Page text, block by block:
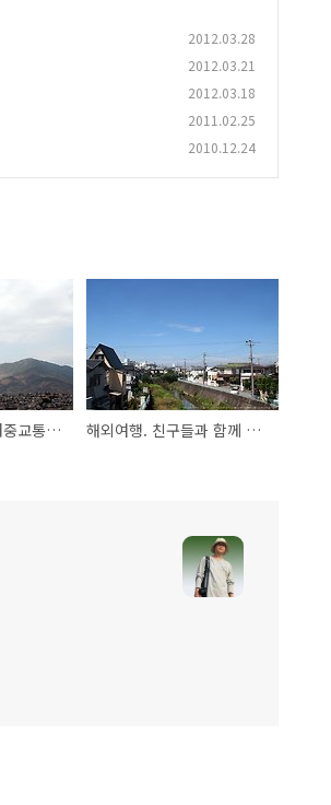
2012.03.28
2012.03.21
2012.03.18
2011.02.25
2010.12.24
섬진강 매화마을 대중교통으로 가는 방법 해외여행. 친구들과 함께 계획하세요